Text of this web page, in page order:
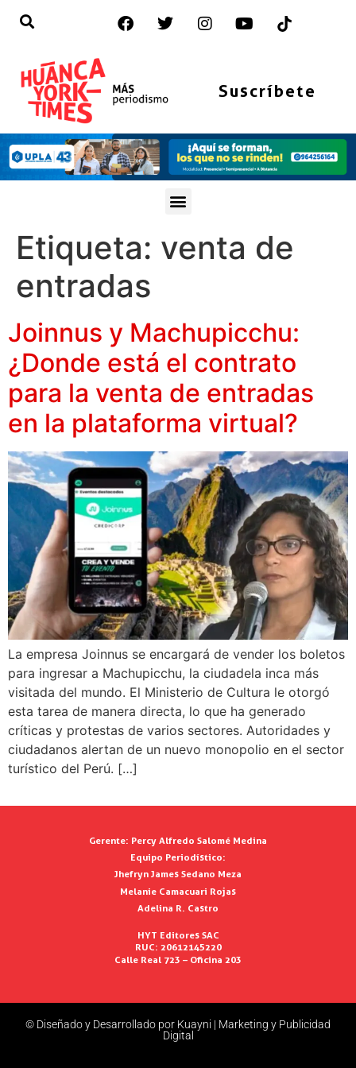
Suscríbete
Etiqueta: venta de
entradas
Joinnus y Machupicchu:
¿Donde está el contrato
para la venta de entradas
en la plataforma virtual?
La empresa Joinnus se encargará de vender los boletos
para ingresar a Machupicchu, la ciudadela inca más
visitada del mundo. El Ministerio de Cultura le otorgó
esta tarea de manera directa, lo que ha generado
críticas y protestas de varios sectores. Autoridades y
ciudadanos alertan de un nuevo monopolio en el sector
turístico del Perú. […]
Gerente: Percy Alfredo Salomé Medina
Equipo Periodístico:
Jhefryn James Sedano Meza
Melanie Camacuari Rojas
Adelina R. Castro
HYT Editores SAC
RUC: 20612145220
Calle Real 723 – Oficina 203
© Diseñado y Desarrollado por Kuayni | Marketing y Publicidad
Digital